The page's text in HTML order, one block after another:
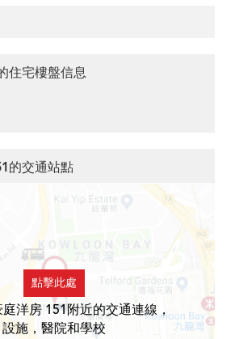
住宅樓盤信息
的交通站點
點擊此處
洋房 151附近的交通連線，
設施，醫院和學校